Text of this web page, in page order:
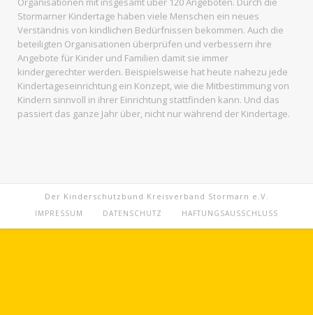
Stormarner Kindertage haben viele Menschen ein neues
Verständnis von kindlichen Bedürfnissen bekommen. Auch die
beteiligten Organisationen überprüfen und verbessern ihre
Angebote für Kinder und Familien damit sie immer
kindergerechter werden. Beispielsweise hat heute nahezu jede
Kindertageseinrichtung ein Konzept, wie die Mitbestimmung von
Kindern sinnvoll in ihrer Einrichtung stattfinden kann. Und das
passiert das ganze Jahr über, nicht nur während der Kindertage.
Der Kinderschutzbund Kreisverband Stormarn e.V.
IMPRESSUM DATENSCHUTZ HAFTUNGSAUSSCHLUSS